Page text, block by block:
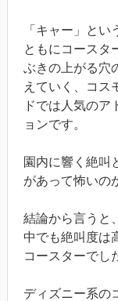
「キャー」とい
ともにコースタ
ぶきの上がる穴
えていく、コス
ドでは人気のア
ョンです。
園内に響く絶叫
があって怖いの
結論から言うと
中でも絶叫度は
コースターでし
ディズニー系の